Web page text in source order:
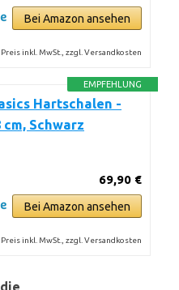
Bei Amazon ansehen
Preis inkl. MwSt., zzgl. Versandkosten
EMPFEHLUNG
Hartschalen -
Schwarz
69,90 €
Bei Amazon ansehen
Preis inkl. MwSt., zzgl. Versandkosten